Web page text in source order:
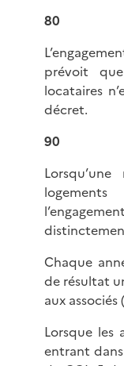
80
prévoit
locataires
décret.
90
Chaque
de résultat
aux associés
Lorsque les
entrant